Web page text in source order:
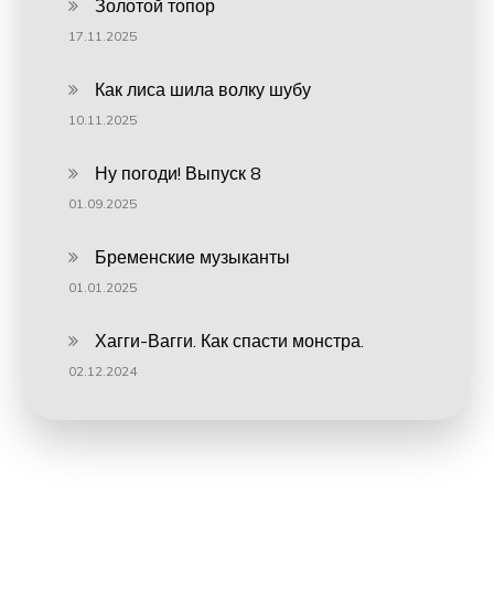
Золотой топор
17.11.2025
Как лиса шила волку шубу
10.11.2025
Ну погоди! Выпуск 8
01.09.2025
Бременские музыканты
01.01.2025
Хагги-Вагги. Как спасти монстра.
02.12.2024